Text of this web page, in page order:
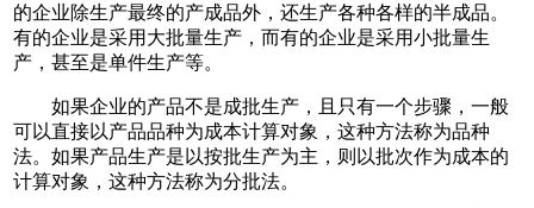
的企业除生产最终的产成品外，还生产各种各样的半成品。
有的企业是采用大批量生产，而有的企业是采用小批量生
产，甚至是单件生产等。
如果企业的产品不是成批生产，且只有一个步骤，一般
可以直接以产品品种为成本计算对象，这种方法称为品种
法。如果产品生产是以按批生产为主，则以批次作为成本的
计算对象，这种方法称为分批法。